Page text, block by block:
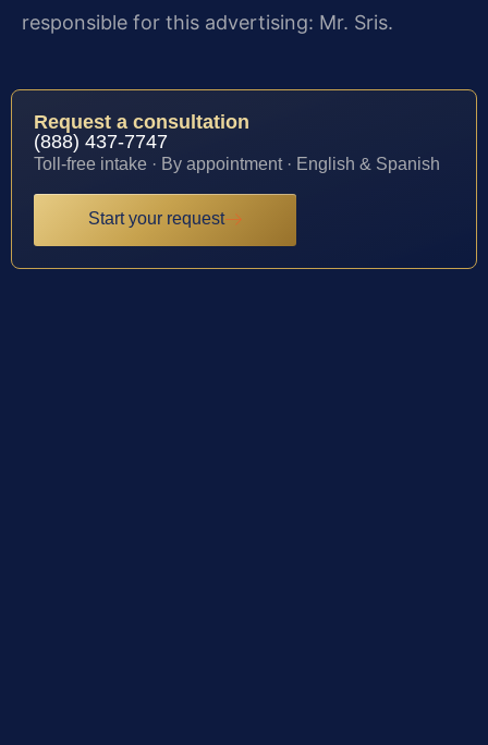
responsible for this advertising: Mr. Sris.
Request a consultation
(888) 437-7747
Toll-free intake · By appointment · English & Spanish
Start your request